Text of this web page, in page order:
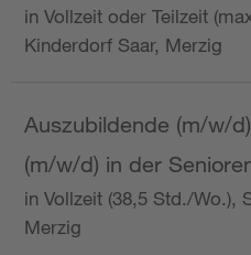
in Vollzeit oder Teilzeit
Kinderdorf Saar, Merzig
Auszubildende (m/w/
(m/w/d) in der
in Vollzeit (38,5 Std./Wo.),
Merzig